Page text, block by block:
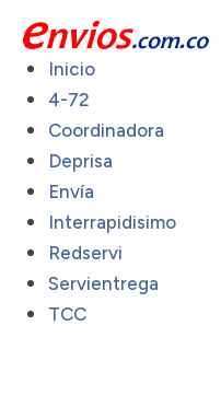
Inicio
4-72
Coordinadora
Deprisa
Envía
Interrapidisimo
Redservi
Servientrega
TCC